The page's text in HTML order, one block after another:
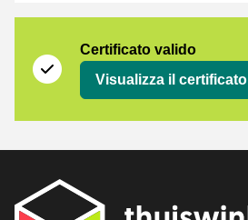
Certificato valido
Visualizza il certificato